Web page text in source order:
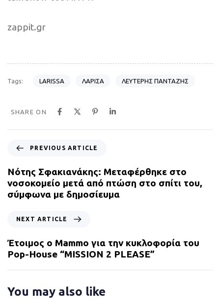
zappit.gr
Tags: LARISSA ΛΑΡΙΣΑ ΛΕΥΤΕΡΗΣ ΠΑΝΤΑΖΗΣ
SHARE ON
e
v
i
o
r
t
i
l
PREVIOUS ARTICLE
Νότης Σφακιανάκης: Μεταφέρθηκε στο
νοσοκομείο μετά από πτώση στο σπίτι του,
σύμφωνα με δημοσίευμα
x
t
A
r
NEXT ARTICLE
Έτοιμος ο Mammo για την κυκλοφορία του
Pop-House “MISSION 2 PLEASE”
You may also like